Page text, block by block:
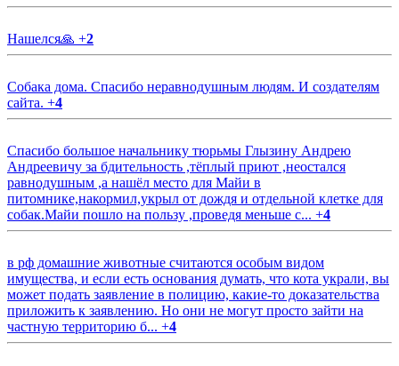
Нашелся🙏 +2
Собака дома. Спасибо неравнодушным людям. И создателям
сайта. +4
Спасибо большое начальнику тюрьмы Глызину Андрею
Андреевичу за бдительность ,тёплый приют ,неостался
равнодушным ,а нашёл место для Майи в
питомнике,накормил,укрыл от дождя и отдельной клетке для
собак.Майи пошло на пользу ,проведя меньше с... +4
в рф домашние животные считаются особым видом
имущества, и если есть основания думать, что кота украли, вы
может подать заявление в полицию, какие-то доказательства
приложить к заявлению. Но они не могут просто зайти на
частную территорию б... +4